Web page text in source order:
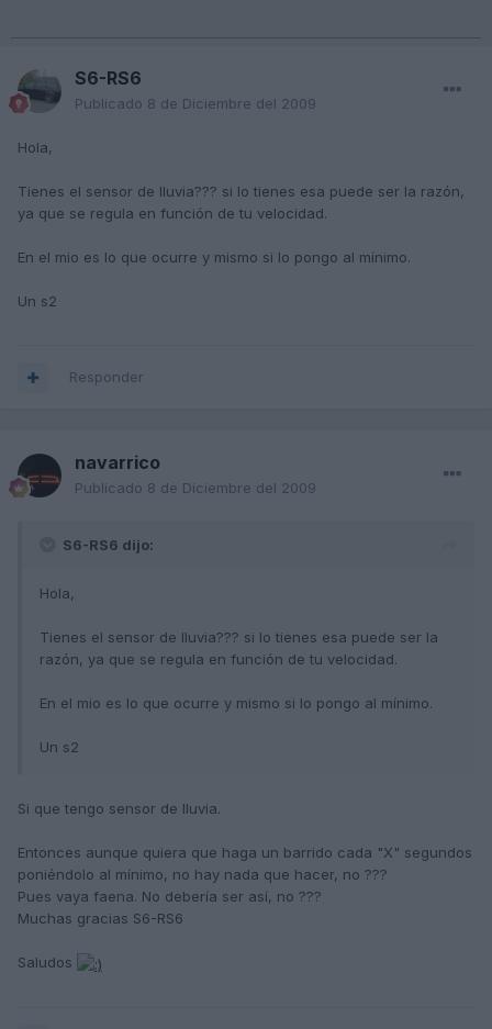
S6-RS6
Publicado 8 de Diciembre del 2009
Hola,
Tienes el sensor de lluvia??? si lo tienes esa puede ser la razón,
ya que se regula en función de tu velocidad.
En el mio es lo que ocurre y mismo si lo pongo al mínimo.
Un s2
Responder
navarrico
Publicado 8 de Diciembre del 2009
S6-RS6 dijo:
Hola,
Tienes el sensor de lluvia??? si lo tienes esa puede ser la
razón, ya que se regula en función de tu velocidad.
En el mio es lo que ocurre y mismo si lo pongo al mínimo.
Un s2
Si que tengo sensor de lluvia.
Entonces aunque quiera que haga un barrido cada "X" segundos
poniéndolo al mínimo, no hay nada que hacer, no ???
Pues vaya faena. No debería ser así, no ???
Muchas gracias S6-RS6
Saludos